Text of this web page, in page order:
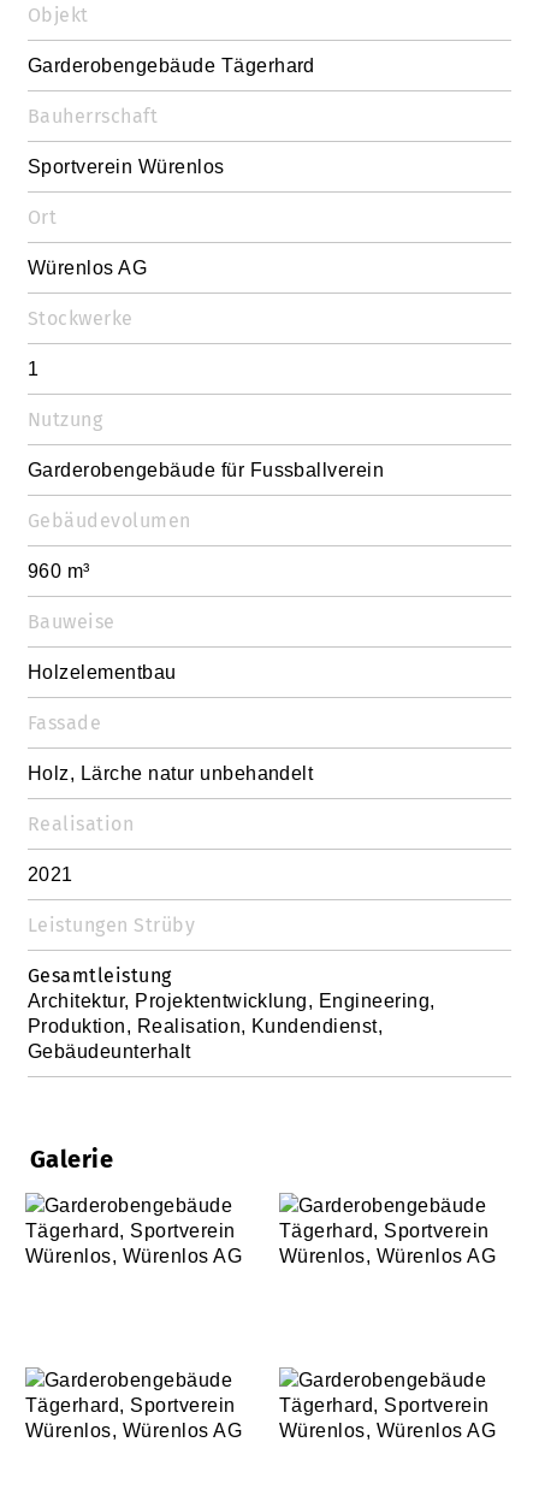
Objekt
Garderobengebäude Tägerhard
Bauherrschaft
Sportverein Würenlos
Ort
Würenlos AG
Stockwerke
1
Nutzung
Garderobengebäude für Fussballverein
Gebäudevolumen
960 m³
Bauweise
Holzelementbau
Fassade
Holz, Lärche natur unbehandelt
Realisation
2021
Leistungen Strüby
Gesamtleistung
Architektur, Projektentwicklung, Engineering,
Produktion, Realisation, Kundendienst,
Gebäudeunterhalt
Galerie